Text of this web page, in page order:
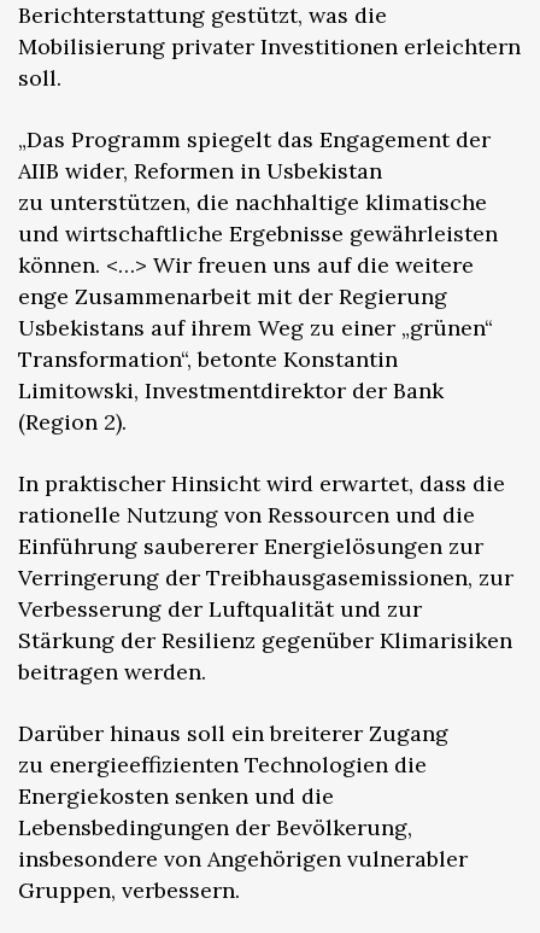
Berichterstattung gestützt, was die
Mobilisierung privater Investitionen erleichtern
soll.
„Das Programm spiegelt das Engagement der
AIIB wider, Reformen in Usbekistan
zu unterstützen, die nachhaltige klimatische
und wirtschaftliche Ergebnisse gewährleisten
können. <…> Wir freuen uns auf die weitere
enge Zusammenarbeit mit der Regierung
Usbekistans auf ihrem Weg zu einer „grünen“
Transformation“, betonte Konstantin
Limitowski, Investmentdirektor der Bank
(Region 2).
In praktischer Hinsicht wird erwartet, dass die
rationelle Nutzung von Ressourcen und die
Einführung saubererer Energielösungen zur
Verringerung der Treibhausgasemissionen, zur
Verbesserung der Luftqualität und zur
Stärkung der Resilienz gegenüber Klimarisiken
beitragen werden.
Darüber hinaus soll ein breiterer Zugang
zu energieeffizienten Technologien die
Energiekosten senken und die
Lebensbedingungen der Bevölkerung,
insbesondere von Angehörigen vulnerabler
Gruppen, verbessern.